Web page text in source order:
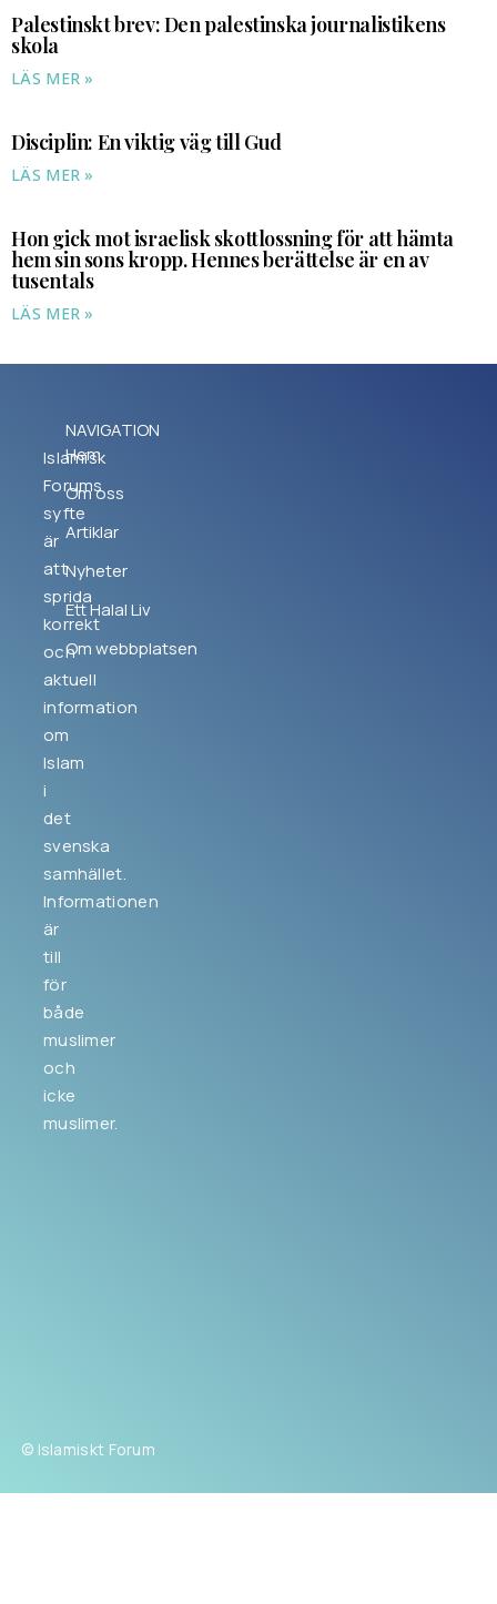
Palestinskt brev: Den palestinska journalistikens
skola
LÄS MER »
Disciplin: En viktig väg till Gud
LÄS MER »
Hon gick mot israelisk skottlossning för att hämta
hem sin sons kropp. Hennes berättelse är en av
tusentals
LÄS MER »
Islamisk
Forums
syfte
är
att
sprida
korrekt
och
aktuell
information
om
Islam
i
det
svenska
samhället.
Informationen
är
till
för
både
muslimer
och
icke
muslimer.
NAVIGATION
Hem
Om oss
Artiklar
Nyheter
Ett Halal Liv
Om webbplatsen
© Islamiskt Forum